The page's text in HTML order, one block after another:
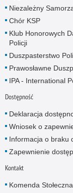
Niezależny
Chór KSP
Klub Honorowych
Policji
Duszpasterstwo
Prawosławne
IPA - International
Dostępność
Deklaracja
Wniosek o
Informacja o braku
Zapewnienie
Kontakt
Komenda